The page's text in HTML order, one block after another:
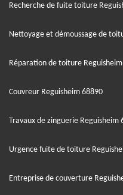
Recherche de fuite toiture
Nettoyage et démoussage de
Réparation de toiture
Couvreur Reguisheim 68890
Travaux de zinguerie Reguisheim
Urgence fuite de toiture
Entreprise de couverture